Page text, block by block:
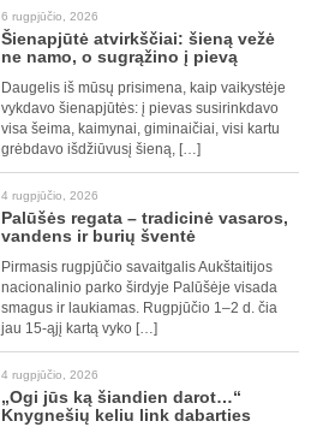
6 rugpjūčio, 2026
Šienapjūtė atvirkščiai: šieną vežė
ne namo, o sugrąžino į pievą
Daugelis iš mūsų prisimena, kaip vaikystėje
vykdavo šienapjūtės: į pievas susirinkdavo
visa šeima, kaimynai, giminaičiai, visi kartu
grėbdavo išdžiūvusį šieną, […]
4 rugpjūčio, 2026
Palūšės regata – tradicinė vasaros,
vandens ir burių šventė
Pirmasis rugpjūčio savaitgalis Aukštaitijos
nacionalinio parko širdyje Palūšėje visada
smagus ir laukiamas. Rugpjūčio 1–2 d. čia
jau 15-ąjį kartą vyko […]
4 rugpjūčio, 2026
„Ogi jūs ką šiandien darot…“
Knygnešių keliu link dabarties